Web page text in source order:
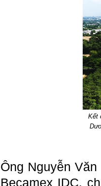
Kết
Ông Nguyễn
Becamex IDC,